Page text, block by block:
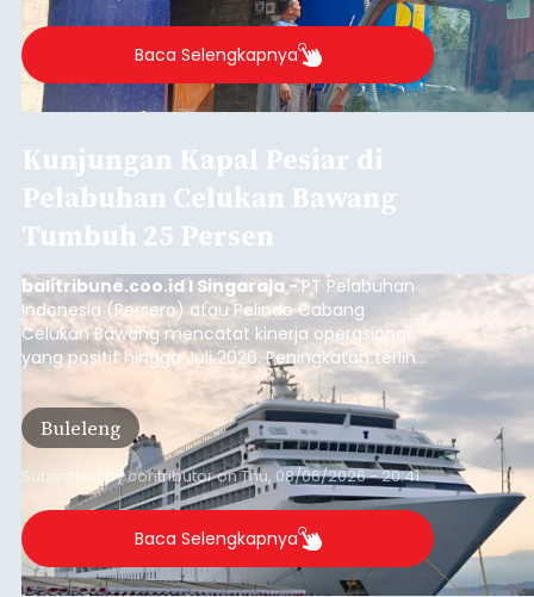
Buleleng.
Baca Selengkapnya
Kunjungan Kapal Pesiar di
Pelabuhan Celukan Bawang
Tumbuh 25 Persen
balitribune.coo.id I Singaraja -PT Pelabuhan
Indonesia (Persero) atau Pelindo Cabang
Celukan Bawang mencatat kinerja operasional
yang positif hingga Juli 2026. Peningkatan terlihat
dari arus kapal yang mencapai 1,48 juta Gross
Tonnage (GT), atau tumbuh 12,4 persen
dibandingkan periode yang sama tahun lalu
yang tercatat sebesar 1,32 juta GT.
Buleleng
Submitted bycontributoronThu, 08/06/2026 - 20:41
Baca Selengkapnya